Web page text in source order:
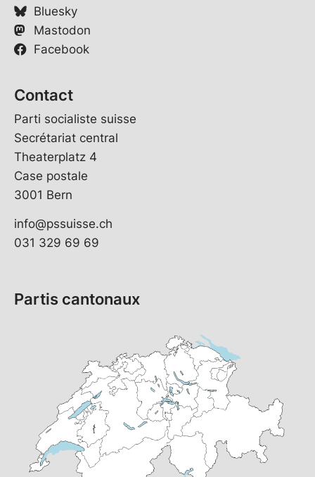
Bluesky
Mastodon
Facebook
Contact
Parti socialiste suisse
Secrétariat central
Theaterplatz 4
Case postale
3001 Bern
info@pssuisse.ch
031 329 69 69
Partis cantonaux